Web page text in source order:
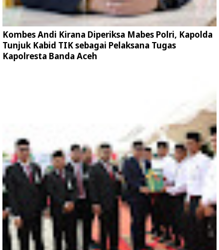
Kombes Andi Kirana Diperiksa Mabes Polri, Kapolda
Tunjuk Kabid TIK sebagai Pelaksana Tugas
Kapolresta Banda Aceh